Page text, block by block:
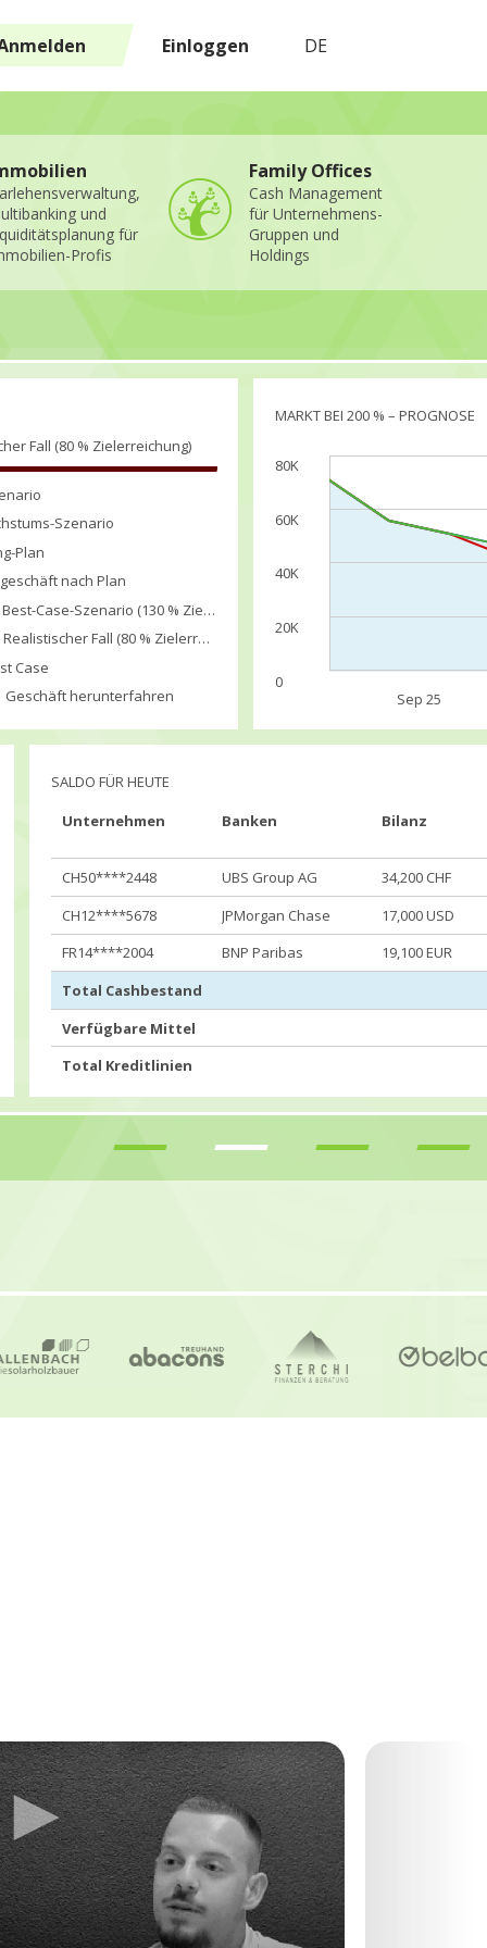
Einloggen DE
und
für
Profis
Family Offices
Cash Management
für Unternehmens-
Gruppen und
Holdings
Fall (80 % Zielerreichung)
Szenario
Plan
nach Plan
Best-Case-Szenario (130 % Zielerreichung)
Realistischer Fall (80 % Zielerreichung)
Case
Geschäft herunterfahren
MARKT BEI 200 % – PROGNOSE
80K
60K
40K
20K
0
Sep 25
SALDO FÜR HEUTE
Unternehmen
Banken Bilanz
CH50****2448 UBS Group AG
34,200 CHF
CH12****5678
JPMorgan Chase
17,000 USD
FR14****2004
BNP Paribas
19,100 EUR
Total Cashbestand
Verfügbare Mittel
Total Kreditlinien